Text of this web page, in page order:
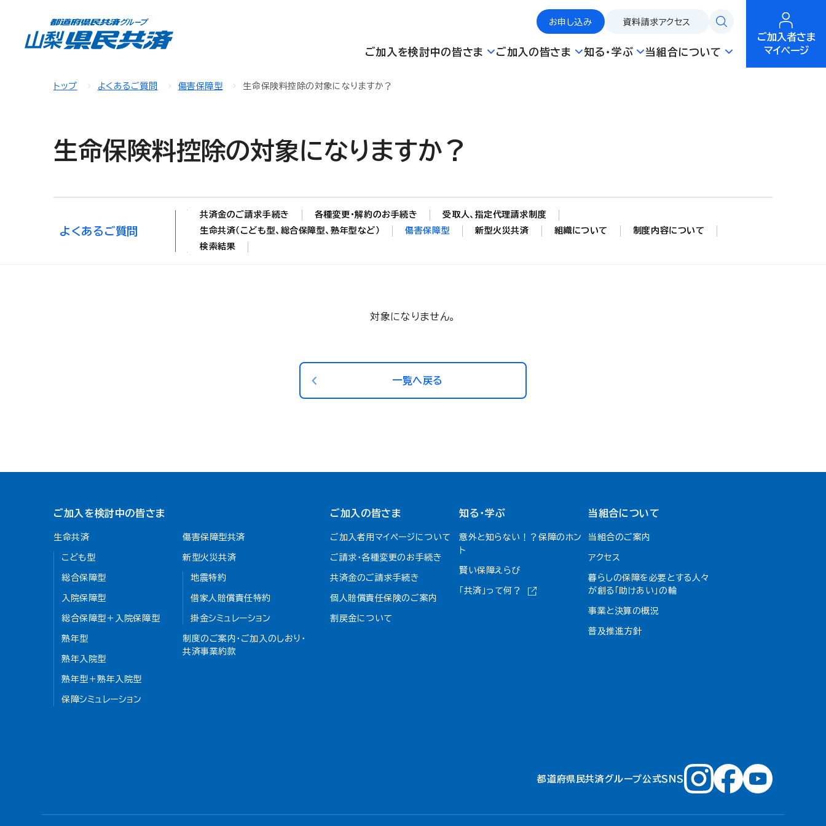
お申し込み 資料請求アクセス
ご加入を検討中の皆さま ご加入の皆さま 知る・学ぶ 当組合について
ご加入者さま
マイページ
トップ よくあるご質問 傷害保障型 生命保険料控除の対象になりますか？
生命保険料控除の対象になりますか？
よくあるご質問
共済金のご請求手続き 各種変更・解約のお手続き
受取人、指定代理請求制度
生命共済（こども型、総合保障型、熟年型など）
傷害保障型 新型火災共済 組織について
制度内容について
検索結果
対象になりません。
一覧へ戻る
ご加入を検討中の皆さま
生命共済
こども型
総合保障型
入院保障型
総合保障型＋入院保障型
熟年型
熟年入院型
熟年型＋熟年入院型
保障シミュレーション
傷害保障型共済
新型火災共済
地震特約
借家人賠償責任特約
掛金シミュレーション
制度のご案内・ご加入のしおり・
共済事業約款
ご加入の皆さま
ご加入者用マイページについて
ご請求・各種変更のお手続き
共済金のご請求手続き
個人賠償責任保険のご案内
割戻金について​
知る・学ぶ
意外と知らない！？保障のホン
ト
賢い保障えらび
「共済」って何？
当組合について
当組合のご案内
アクセス
暮らしの保障を必要とする人々
が創る「助けあい」の輪
事業と決算の概況
普及推進方針
都道府県民共済グループ公式ＳＮＳ